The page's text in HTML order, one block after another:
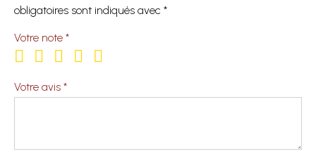
obligatoires sont indiqués avec *
Votre note *
Votre avis *